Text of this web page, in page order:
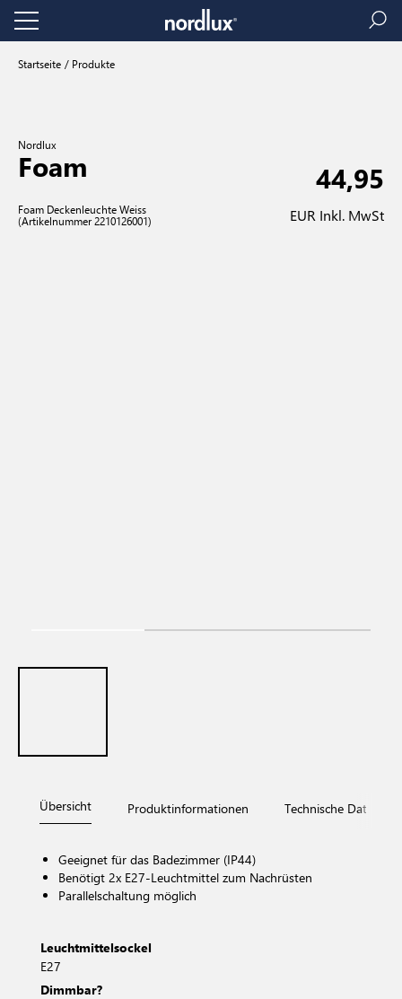
Startseite Produkte
Nordlux
Foam
Foam Deckenleuchte Weiss
(Artikelnummer 2210126001)
44,95
EUR Inkl. MwSt
Übersicht Produktinformationen Technische Daten
Geeignet für das Badezimmer (IP44)
Benötigt 2x E27-Leuchtmittel zum Nachrüsten
Parallelschaltung möglich
Leuchtmittelsockel
E27
Dimmbar?